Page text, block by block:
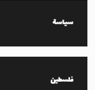
سياسة
فلسطين